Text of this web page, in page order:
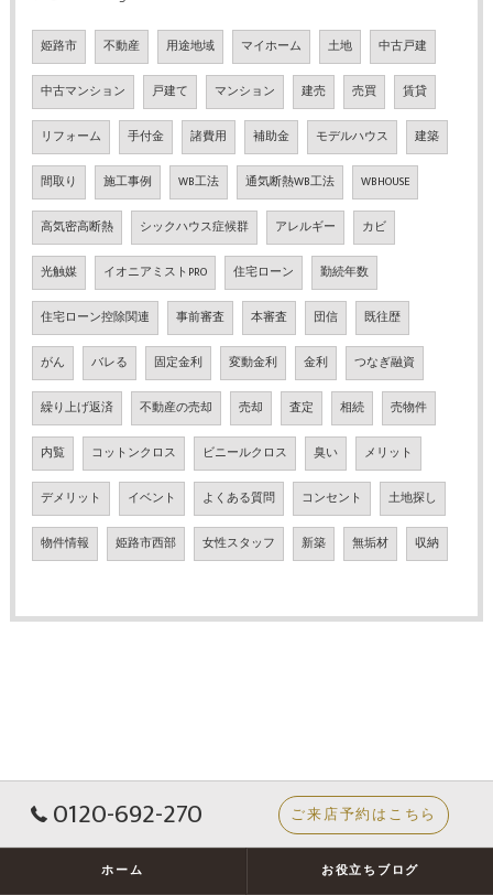
姫路市 不動産 用途地域 マイホーム 土地 中古戸建
中古マンション 戸建て マンション 建売 売買 賃貸
リフォーム 手付金 諸費用 補助金 モデルハウス 建築
間取り 施工事例 WB工法 通気断熱WB工法 WBHOUSE
高気密高断熱 シックハウス症候群 アレルギー カビ
光触媒 イオニアミストPRO 住宅ローン 勤続年数
住宅ローン控除関連 事前審査 本審査 団信 既往歴
がん バレる 固定金利 変動金利 金利 つなぎ融資
繰り上げ返済 不動産の売却 売却 査定 相続 売物件
内覧 コットンクロス ビニールクロス 臭い メリット
デメリット イベント よくある質問 コンセント 土地探し
物件情報 姫路市西部 女性スタッフ 新築 無垢材 収納
0120-692-270 ご来店予約はこちら
ホーム お役立ちブログ